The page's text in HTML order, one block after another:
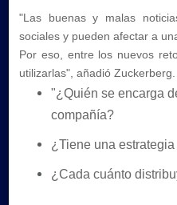
"Las buenas y malas
sociales y pueden afectar a
Por eso, entre los nuevos
utilizarlas", añadió Zuckerberg.
"¿Quién se encarga
compañía?
¿Tiene una
¿Cada cuánto